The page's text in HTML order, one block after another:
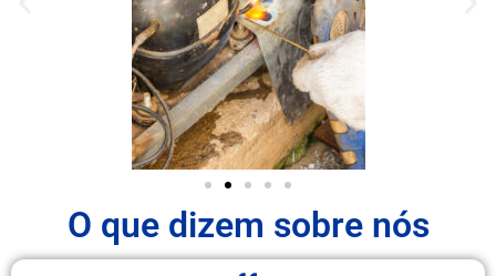
O que dizem sobre nós